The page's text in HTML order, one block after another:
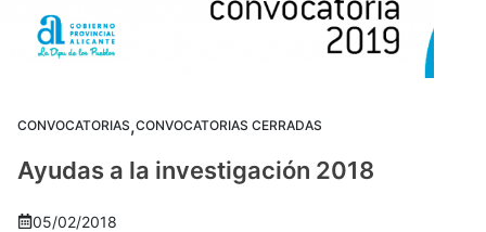
CONVOCATORIAS,CONVOCATORIAS CERRADAS
Ayudas a la investigación 2018
05/02/2018